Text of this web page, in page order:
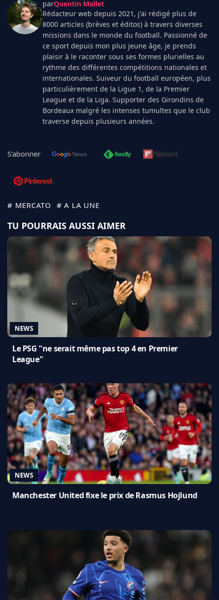
parQuentin Mallet
Rédacteur web depuis 2021, j'ai rédigé plus de
8000 articles (brèves et éditos) à travers diverses
missions dans le monde du football. Passionné de
ce sport depuis mon plus jeune âge, je prends
plaisir à le raconter sous ses formes plurielles au
rythme des différentes compétitions nationales et
internationales. Suiveur du football européen, plus
particulièrement de la Ligue 1, de la Premier
League et de la Liga. Supporter des Girondins de
Bordeaux malgré les intenses tumultes que le club
traverse depuis plusieurs années.
S'abonner
# MERCATO # A LA UNE
TU POURRAIS AUSSI AIMER
NEWS
Le PSG "ne serait même pas top 4 en Premier
League"
NEWS
Manchester United fixe le prix de Rasmus Hojlund